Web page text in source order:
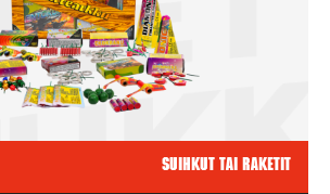
Suihkut tai raketit